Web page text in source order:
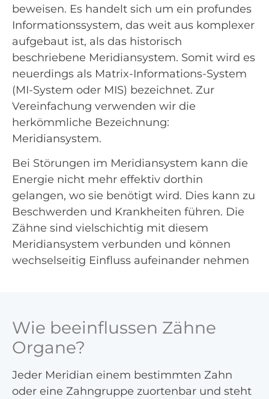
beweisen. Es handelt sich um ein profundes
Informationssystem, das weit aus komplexer
aufgebaut ist, als das historisch
beschriebene Meridiansystem. Somit wird es
neuerdings als Matrix-Informations-System
(MI-System oder MIS) bezeichnet. Zur
Vereinfachung verwenden wir die
herkömmliche Bezeichnung:
Meridiansystem.
Bei Störungen im Meridiansystem kann die
Energie nicht mehr effektiv dorthin
gelangen, wo sie benötigt wird. Dies kann zu
Beschwerden und Krankheiten führen. Die
Zähne sind vielschichtig mit diesem
Meridiansystem verbunden und können
wechselseitig Einfluss aufeinander nehmen
Wie beeinflussen Zähne
Organe?
Jeder Meridian einem bestimmten Zahn
oder eine Zahngruppe zuortenbar und steht